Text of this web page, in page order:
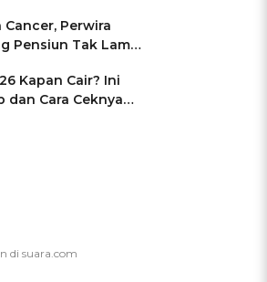
Jimat di Pakansari
Perwira
Pensiun Tak Lama
Kapan Cair? Ini
dan Cara Ceknya
Hangus!